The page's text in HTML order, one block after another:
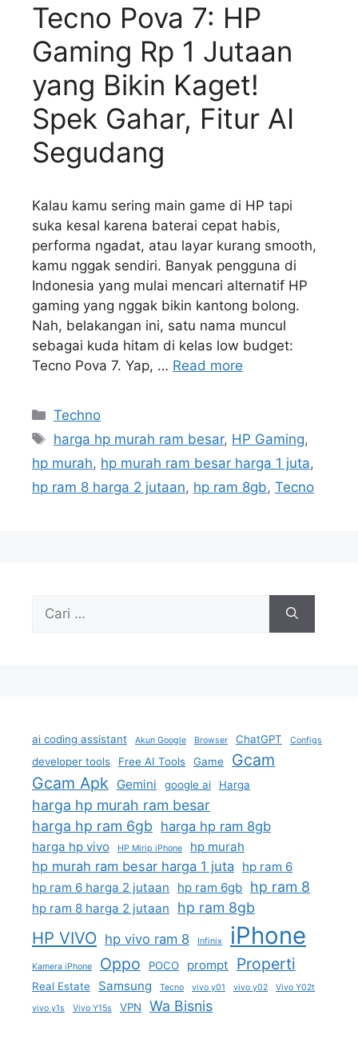
Tecno Pova 7: HP
Gaming Rp 1 Jutaan
yang Bikin Kaget!
Spek Gahar, Fitur AI
Segudang
Kalau kamu sering main game di HP tapi
suka kesal karena baterai cepat habis,
performa ngadat, atau layar kurang smooth,
kamu nggak sendiri. Banyak pengguna di
Indonesia yang mulai mencari alternatif HP
gaming yang nggak bikin kantong bolong.
Nah, belakangan ini, satu nama muncul
sebagai kuda hitam di kelas low budget:
Tecno Pova 7. Yap, … Read more
Kategori
Techno
Tag
harga hp murah ram besar, HP Gaming,
hp murah, hp murah ram besar harga 1 juta,
hp ram 8 harga 2 jutaan, hp ram 8gb, Tecno
Cari
ai coding assistant Akun Google Browser ChatGPT Configs
developer tools Free AI Tools Game
Gcam
Gcam Apk
Gemini google ai Harga
harga hp murah ram besar
harga hp ram 6gb harga hp ram 8gb
harga hp vivo HP Mirip iPhone hp murah
hp murah ram besar harga 1 juta
hp ram 6
hp ram 6 harga 2 jutaan
hp ram 6gb hp ram 8
hp ram 8 harga 2 jutaan hp ram 8gb
HP VIVO hp vivo ram 8 Infinix iPhone
Kamera iPhone Oppo POCO prompt Properti
Real Estate Samsung Tecno vivo y01 vivo y02
Vivo Y02t
vivo y1s
Vivo Y15s VPN Wa Bisnis